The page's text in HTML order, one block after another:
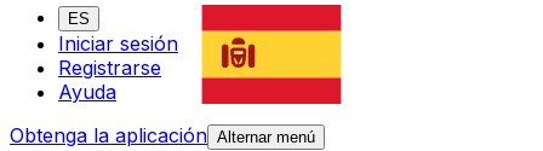
ES
Iniciar sesión
Registrarse
Ayuda
Obtenga la aplicación Alternar menú